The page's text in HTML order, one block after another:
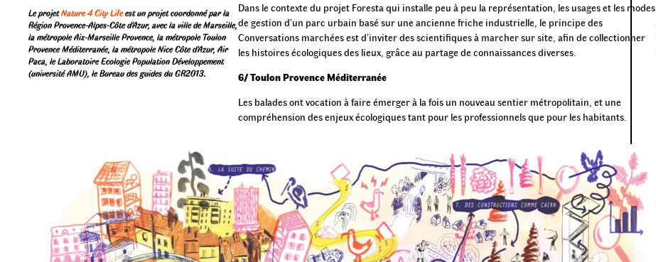
Le projetNature 4 City Lifeest un projet coordonné par la
Région Provence-Alpes-Côte d’Azur, avec la ville de Marseille,
la métropole Aix-Marseille Provence, la métropole Toulon
Provence Méditerranée, la métropole Nice Côte d’Azur, Air
Paca, le Laboratoire Ecologie Population Développement
(université AMU), le Bureau des guides du GR2013.
Dans le contexte du projet Foresta qui installe peu à peu la représentation, les usages et les modes
de gestion d’un parc urbain basé sur une ancienne friche industrielle, le principe des
Conversations marchées est d’inviter des scientifiques à marcher sur site, afin de collectionner
les histoires écologiques des lieux, grâce au partage de connaissances diverses.
6/Toulon Provence Méditerranée
Les balades ont vocation à faire émerger à la fois un nouveau sentier métropolitain, et une
compréhension des enjeux écologiques tant pour les professionnels que pour les habitants.